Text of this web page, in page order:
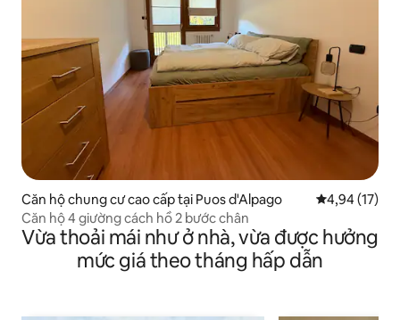
Căn hộ chung cư cao cấp tại Puos d'Alpago Xếp hạng
4,94 (17)
Căn hộ 4 giường cách hồ 2 bước chân
Vừa thoải mái như ở nhà, vừa được hưởng
mức giá theo tháng hấp dẫn